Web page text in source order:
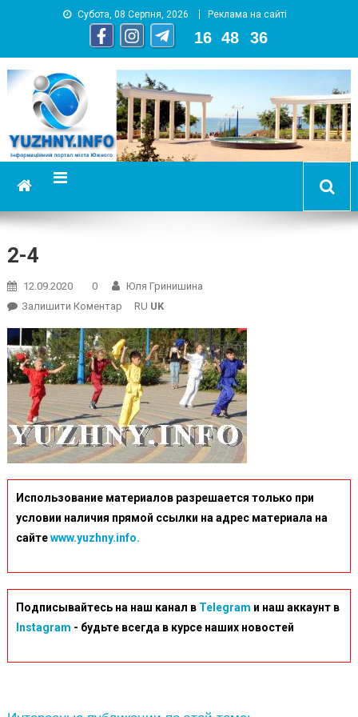
Субота, 08 Серпня, 2026 Реклама на сайті
16 48 36
YUZHNY.INFO
информационный портал города Южный
2-4
12.09.2020 0
Юля Гринишина
Залишити КоментарOn
4
RU UK
Использование материалов разрешается только при
условии наличия прямой ссылки на адрес материала на
сайтеwww.yuzhny.info.
Подписывайтесь на наш канал в Telegram и наш аккаунт в
Instagram - будьте всегда в курсе наших новостей